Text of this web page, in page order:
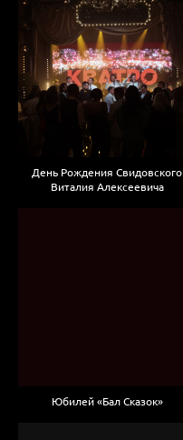
День Рождения Свидовского
Виталия Алексеевича
Юбилей «Бал Сказок»